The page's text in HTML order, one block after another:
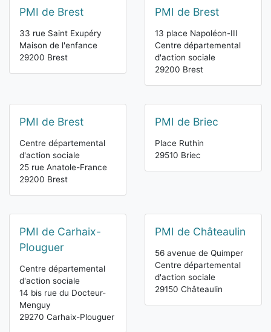
PMI de Brest
33 rue Saint Exupéry
Maison de l'enfance
29200 Brest
PMI de Brest
13 place Napoléon-III
Centre départemental
d'action sociale
29200 Brest
PMI de Brest
Centre départemental
d'action sociale
25 rue Anatole-France
29200 Brest
PMI de Briec
Place Ruthin
29510 Briec
PMI de Carhaix-
Plouguer
Centre départemental
d'action sociale
14 bis rue du Docteur-
Menguy
29270 Carhaix-Plouguer
PMI de Châteaulin
56 avenue de Quimper
Centre départemental
d'action sociale
29150 Châteaulin